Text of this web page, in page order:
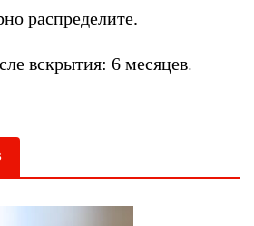
распределите.
вскрытия: 6 месяцев.